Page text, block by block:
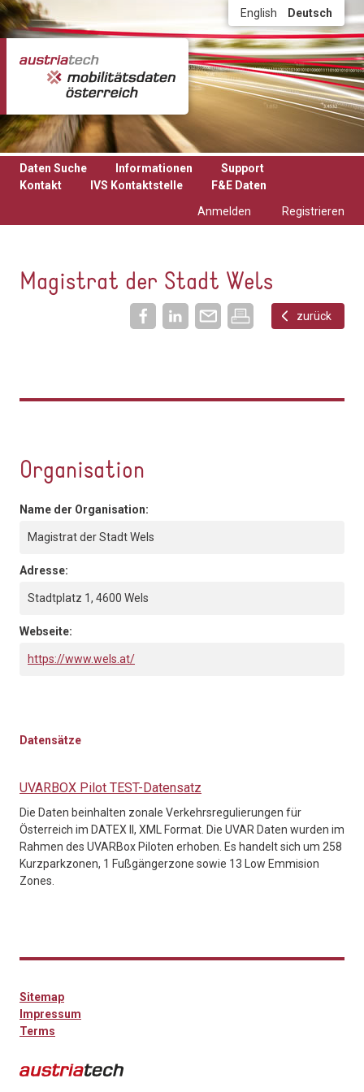
Direkt zum Inhalt English Deutsch
Daten Suche Informationen
Support
Kontakt
IVS Kontaktstelle
F&E Daten
Anmelden
Registrieren
Magistrat der Stadt Wels
zurück
Organisation
Name der Organisation:
Magistrat der Stadt Wels
Adresse:
Stadtplatz 1, 4600 Wels
Webseite:
https://www.wels.at/
Datensätze
UVARBOX Pilot TEST-Datensatz
Die Daten beinhalten zonale Verkehrsregulierungen für
Österreich im DATEX II, XML Format. Die UVAR Daten wurden im
Rahmen des UVARBox Piloten erhoben. Es handelt sich um 258
Kurzparkzonen, 1 Fußgängerzone sowie 13 Low Emmision
Zones.
Sitemap
Impressum
Terms